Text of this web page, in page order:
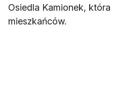
Osiedla Kamionek,
mieszkańców.